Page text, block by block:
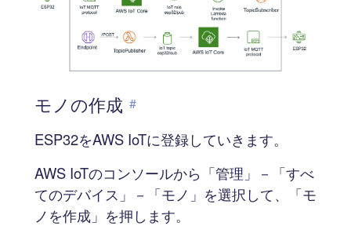
モノの作成 #
ESP32をAWS IoTに登録していきます。
AWS IoTのコンソールから「管理」－「すべ
てのデバイス」－「モノ」を選択して、「モ
ノを作成」を押します。